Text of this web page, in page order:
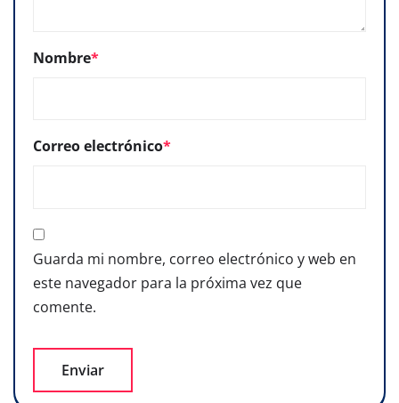
Nombre*
Correo electrónico*
Guarda mi nombre, correo electrónico y web en
este navegador para la próxima vez que
comente.